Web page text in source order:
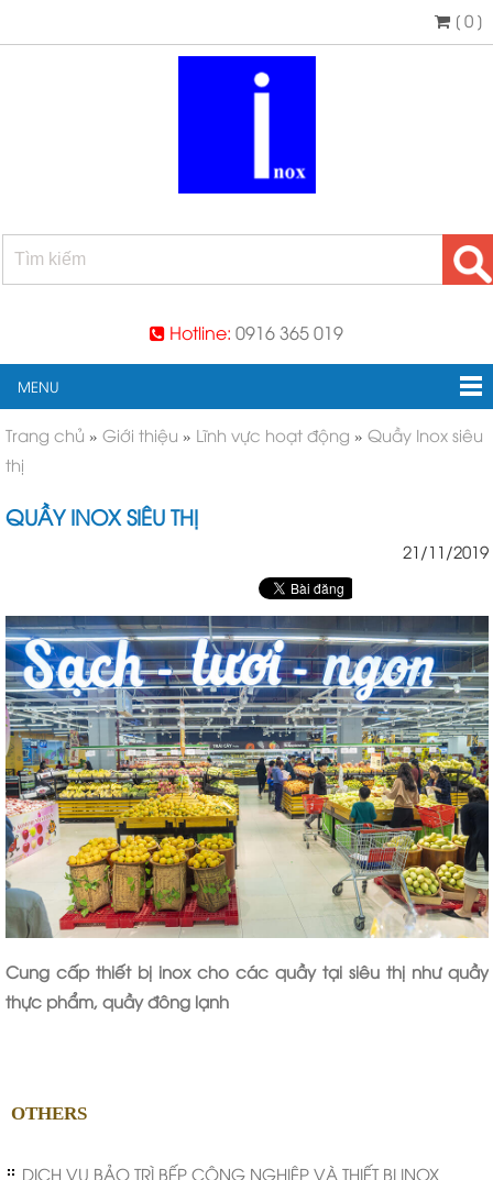
[ 0 ]
Hotline: 0916 365 019
MENU
Trang chủ » Giới thiệu » Lĩnh vực hoạt động » Quầy Inox siêu
thị
QUẦY INOX SIÊU THỊ
21/11/2019
Cung cấp thiết bị inox cho các quầy tại siêu thị như quầy
thực phẩm, quầy đông lạnh
OTHERS
DỊCH VỤ BẢO TRÌ BẾP CÔNG NGHIỆP VÀ THIẾT BỊ INOX